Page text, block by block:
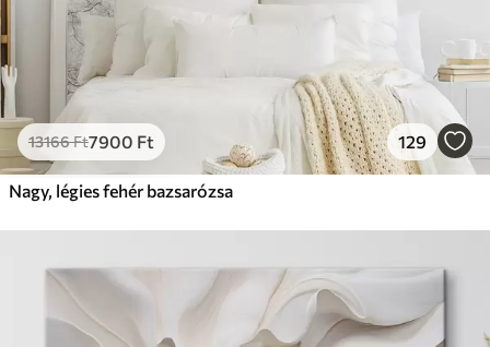
13166Ft7900 Ft 129
Nagy, légies fehér bazsarózsa